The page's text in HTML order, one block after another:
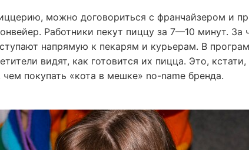
можно договориться с франчайзером и
Работники пекут пиццу за 7—10 минут. За
напрямую к пекарям и курьерам. В
видят, как готовится их пицца. Это,
покупать «кота в мешке» no-name бренда.